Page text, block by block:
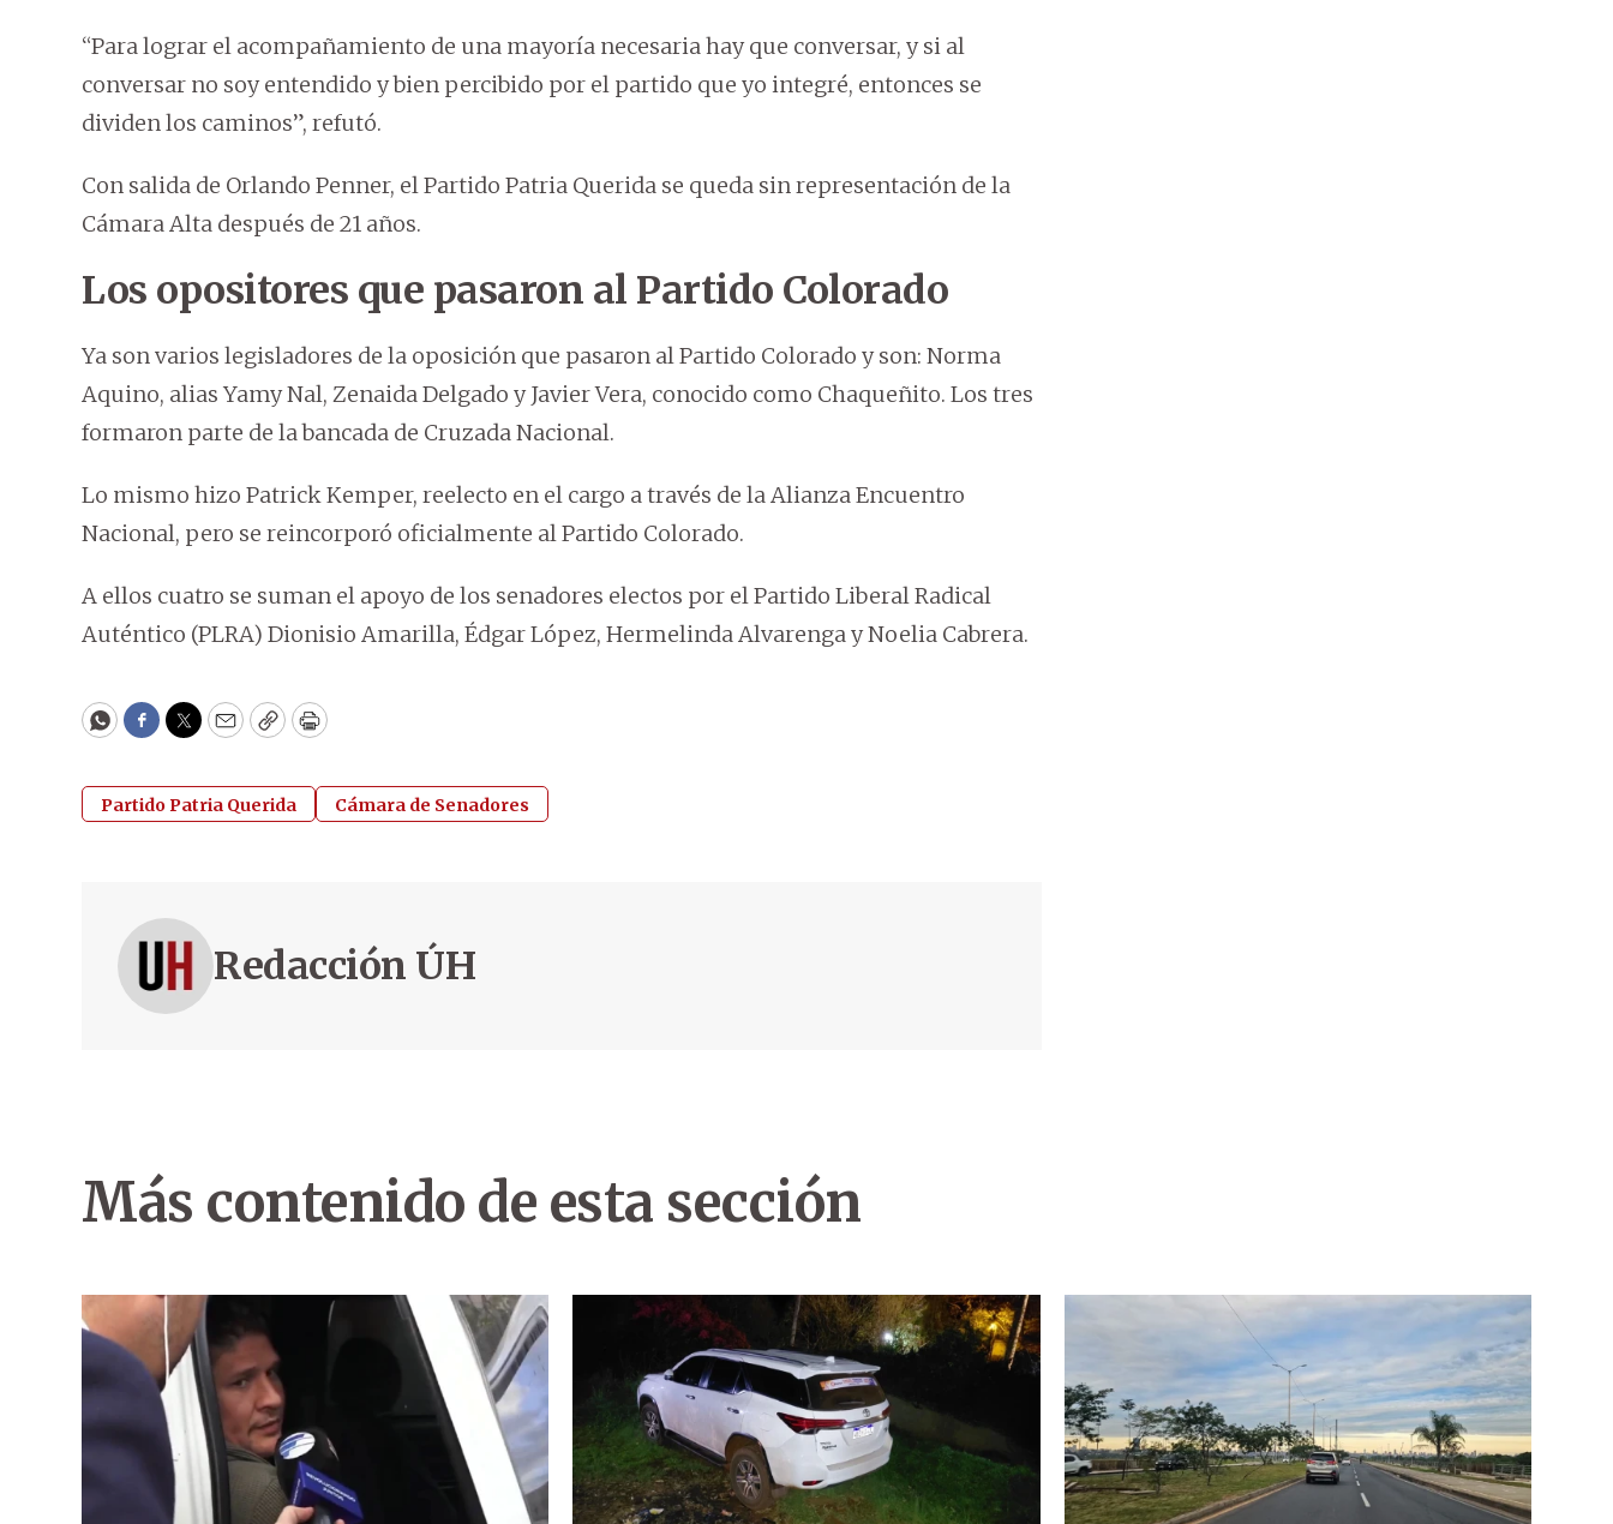
“Para lograr el acompañamiento de una mayoría necesaria hay que conversar, y si al
conversar no soy entendido y bien percibido por el partido que yo integré, entonces se
dividen los caminos”, refutó.
Con salida de Orlando Penner, el Partido Patria Querida se queda sin representación de la
Cámara Alta después de 21 años.
Los opositores que pasaron al Partido Colorado
Ya son varios legisladores de la oposición que pasaron al Partido Colorado y son: Norma
Aquino, alias Yamy Nal, Zenaida Delgado y Javier Vera, conocido como Chaqueñito. Los tres
formaron parte de la bancada de Cruzada Nacional.
Lo mismo hizo Patrick Kemper, reelecto en el cargo a través de la Alianza Encuentro
Nacional, pero se reincorporó oficialmente al Partido Colorado.
A ellos cuatro se suman el apoyo de los senadores electos por el Partido Liberal Radical
Auténtico (PLRA) Dionisio Amarilla, Édgar López, Hermelinda Alvarenga y Noelia Cabrera.
WhatsApp
Facebook
Twitter
EmailCopyPrint
Partido Patria Querida Cámara de Senadores
Redacción ÚH
Más contenido de esta sección